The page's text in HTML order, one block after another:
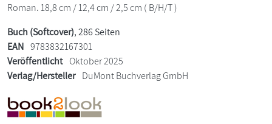
Roman. 18,8 cm / 12,4 cm / 2,5 cm ( B/H/T )
Buch (Softcover), 286 Seiten
EAN 9783832167301
Veröffentlicht Oktober 2025
Verlag/Hersteller DuMont Buchverlag GmbH